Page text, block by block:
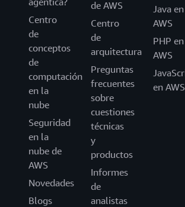
Centro
de
conceptos
de
computación
en la
nube
Seguridad
en la
nube de
AWS
Novedades
Blogs
de AWS
Centro
de
arquitectura
Preguntas
frecuentes
sobre
cuestiones
técnicas
y
productos
Informes
de
analistas
Java en
AWS
PHP en
AWS
en AWS